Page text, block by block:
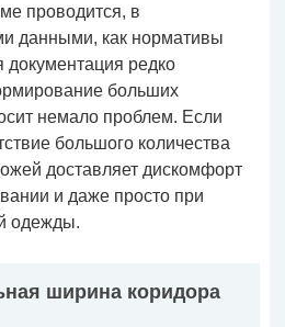
проводится, в
данными, как нормативы
редко
больших
немало проблем. Если
большого количества
доставляет дискомфорт
и даже просто при
одежды.
ширина коридора